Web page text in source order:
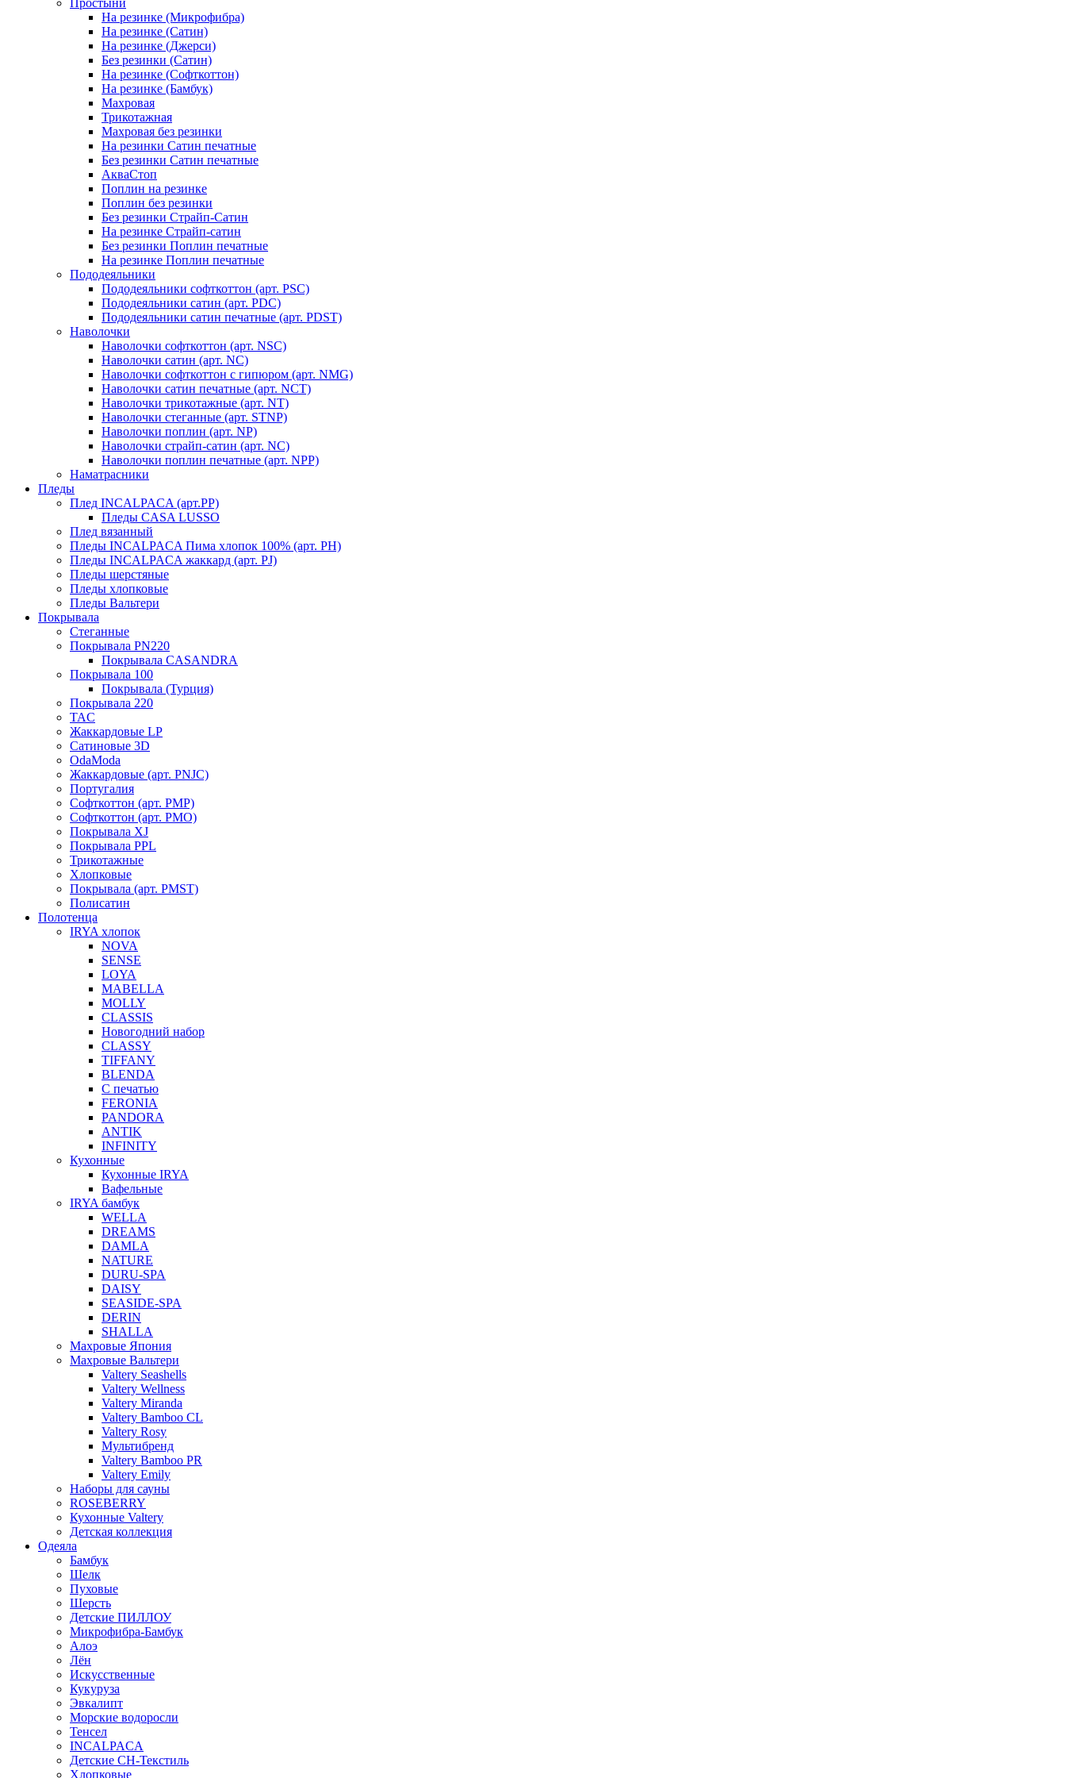
Простыни
На резинке (Микрофибра)
На резинке (Сатин)
На резинке (Джерси)
Без резинки (Сатин)
На резинке (Софткоттон)
На резинке (Бамбук)
Махровая
Трикотажная
Махровая без резинки
На резинки Сатин печатные
Без резинки Сатин печатные
АкваСтоп
Поплин на резинке
Поплин без резинки
Без резинки Страйп-Сатин
На резинке Страйп-сатин
Без резинки Поплин печатные
На резинке Поплин печатные
Пододеяльники
Пододеяльники софткоттон (арт. PSC)
Пододеяльники сатин (арт. PDC)
Пододеяльники сатин печатные (арт. PDST)
Наволочки
Наволочки софткоттон (арт. NSC)
Наволочки сатин (арт. NC)
Наволочки софткоттон с гипюром (арт. NMG)
Наволочки сатин печатные (арт. NCT)
Наволочки трикотажные (арт. NT)
Наволочки стеганные (арт. STNP)
Наволочки поплин (арт. NP)
Наволочки страйп-сатин (арт. NC)
Наволочки поплин печатные (арт. NPP)
Наматрасники
Пледы
Плед INCALPACA (арт.PP)
Пледы CASA LUSSO
Плед вязанный
Пледы INCALPACA Пима хлопок 100% (арт. PH)
Пледы INCALPACA жаккард (арт. PJ)
Пледы шерстяные
Пледы хлопковые
Пледы Вальтери
Покрывала
Стеганные
Покрывала PN220
Покрывала CASANDRA
Покрывала 100
Покрывала (Турция)
Покрывала 220
TAC
Жаккардовые LP
Сатиновые 3D
OdaModa
Жаккардовые (арт. PNJC)
Португалия
Софткоттон (арт. PMP)
Софткоттон (арт. PMO)
Покрывала XJ
Покрывала PPL
Трикотажные
Хлопковые
Покрывала (арт. PMST)
Полисатин
Полотенца
IRYA хлопок
NOVA
SENSE
LOYA
MABELLA
MOLLY
CLASSIS
Новогодний набор
CLASSY
TIFFANY
BLENDA
С печатью
FERONIA
PANDORA
ANTIK
INFINITY
Кухонные
Кухонные IRYA
Вафельные
IRYA бамбук
WELLA
DREAMS
DAMLA
NATURE
DURU-SPA
DAISY
SEASIDE-SPA
DERIN
SHALLA
Махровые Япония
Махровые Вальтери
Valtery Seashells
Valtery Wellness
Valtery Miranda
Valtery Bamboo CL
Valtery Rosy
Мультибренд
Valtery Bamboo PR
Valtery Emily
Наборы для сауны
ROSEBERRY
Кухонные Valtery
Детская коллекция
Одеяла
Бамбук
Шелк
Пуховые
Шерсть
Детские ПИЛЛОУ
Микрофибра-Бамбук
Алоэ
Лён
Искусственные
Кукуруза
Эвкалипт
Морские водоросли
Тенсел
INCALPACA
Детские СН-Текстиль
Хлопковые